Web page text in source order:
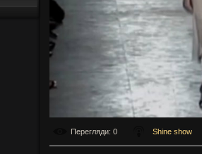
Перегляди: 0 Shine show